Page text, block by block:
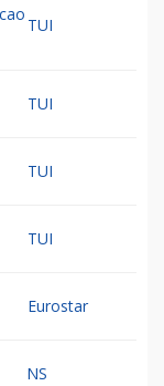
TUI
TUI
TUI
TUI
Eurostar
NS